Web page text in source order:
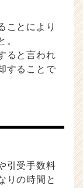
ことにより
。
ると言われ
することで
引受手数料
りの時間と